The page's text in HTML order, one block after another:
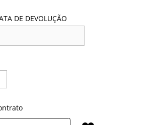
DE DEVOLUÇÃO